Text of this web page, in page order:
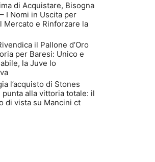
di Acquistare, Bisogna
I Nomi in Uscita per
Mercato e Rinforzare la
il Pallone d’Oro
per Baresi: Unico e
la Juve lo
l’acquisto di Stones
punta alla vittoria totale: il
di vista su Mancini ct